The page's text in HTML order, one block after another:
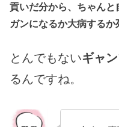
貢いだ分から、ちゃん
ガンになるか大病するか
とんでもないギャ
るんですね。